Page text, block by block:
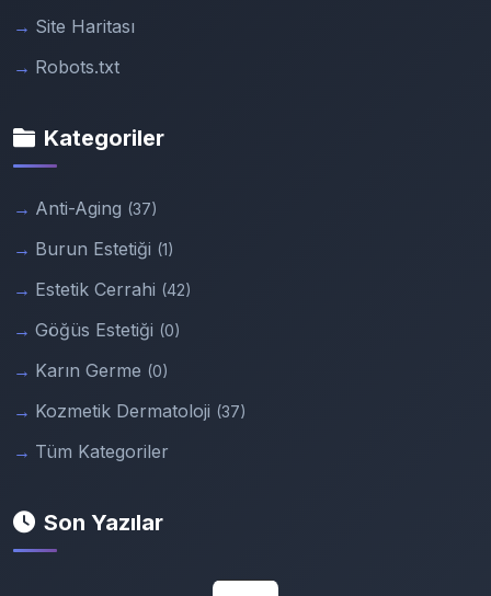
Site Haritası
Robots.txt
Kategoriler
Anti-Aging (37)
Burun Estetiği (1)
Estetik Cerrahi (42)
Göğüs Estetiği (0)
Karın Germe (0)
Kozmetik Dermatoloji (37)
Tüm Kategoriler
Son Yazılar